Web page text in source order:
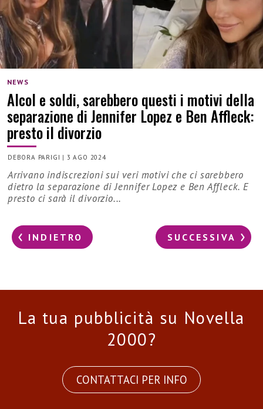
NEWS
Alcol e soldi, sarebbero questi i motivi della
separazione di Jennifer Lopez e Ben Affleck:
presto il divorzio
DEBORA PARIGI | 3 AGO 2024
Arrivano indiscrezioni sui veri motivi che ci sarebbero
dietro la separazione di Jennifer Lopez e Ben Affleck. E
presto ci sarà il divorzio...
INDIETRO SUCCESSIVA
La tua pubblicità su Novella
2000?
CONTATTACI PER INFO